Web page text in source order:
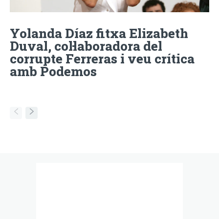
Yolanda Díaz fitxa Elizabeth
Duval, col·laboradora del
corrupte Ferreras i veu crítica
amb Podemos